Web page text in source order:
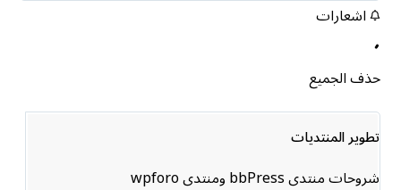
اشعارات
حذف الجميع
تطوير المنتديات
شروحات منتدى bbPress ومنتدى wpforo